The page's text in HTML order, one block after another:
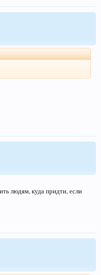
людям, куда придти, если